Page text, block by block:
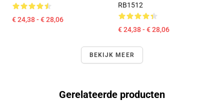
€ 24,38 - € 28,06
RB1512
€ 24,38 - € 28,06
BEKIJK MEER
Gerelateerde producten